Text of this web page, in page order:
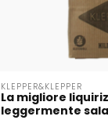
KLEPPER&KLEPPER
La migliore
leggermente